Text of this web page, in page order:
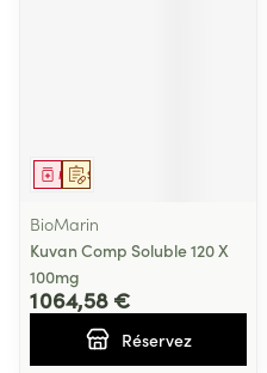
Sur prescription
Médicament
BioMarin
Kuvan Comp Soluble 120 X
100mg
1 064,58 €
Réservez